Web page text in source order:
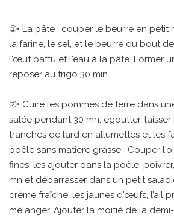
①• La pâte : couper le beurre en petit
la farine, le sel, et le beurre du bout
l'œuf battu et l'eau à la pâte. Former
reposer au frigo 30 min.
②• Cuire les pommes de terre dans
salée pendant 30 mn, égoutter,
tranches de lard en allumettes et les
poêle sans matière grasse. Couper
fines, les ajouter dans la poêle,
mn et débarrasser dans un petit
crème fraîche, les jaunes d'œufs, l’ail
mélanger. Ajouter la moitié de la